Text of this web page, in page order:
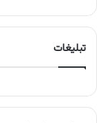
تبلیغات